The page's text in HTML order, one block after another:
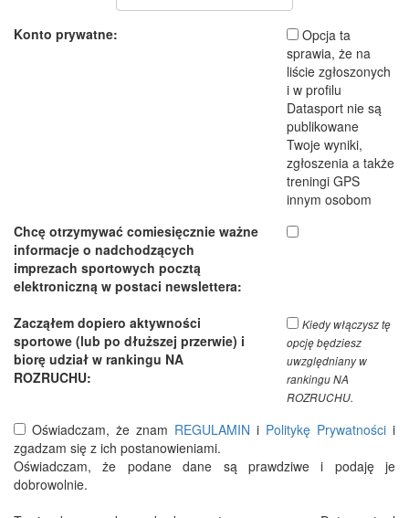
Konto prywatne:
Opcja ta
sprawia, że na
liście zgłoszonych
i w profilu
Datasport nie są
publikowane
Twoje wyniki,
zgłoszenia a także
treningi GPS
innym osobom
Chcę otrzymywać comiesięcznie ważne
informacje o nadchodzących
imprezach sportowych pocztą
elektroniczną w postaci newslettera:
Zacząłem dopiero aktywności
sportowe (lub po dłuższej przerwie) i
biorę udział w rankingu NA
ROZRUCHU:
Kiedy włączysz tę
opcję będziesz
uwzględniany w
rankingu NA
ROZRUCHU.
Oświadczam, że znam REGULAMIN i Politykę Prywatności i
zgadzam się z ich postanowieniami.
Oświadczam, że podane dane są prawdziwe i podaję je
dobrowolnie.